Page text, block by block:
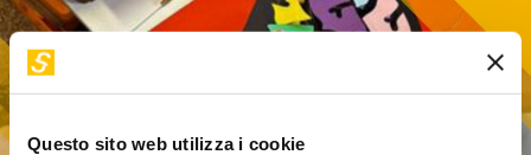
Questo sito web utilizza i cookie